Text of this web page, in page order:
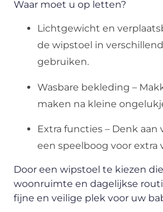
Waar moet u op letten?
Lichtgewicht en
de wipstoel in
gebruiken.
Wasbare bekleding –
maken na kleine
Extra functies – Denk aan
een speelboog voor extra
Door een wipstoel te kiezen
woonruimte en dagelijkse
fijne en veilige plek voor uw